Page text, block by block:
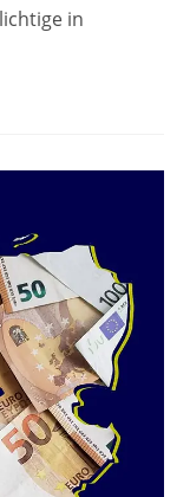
in